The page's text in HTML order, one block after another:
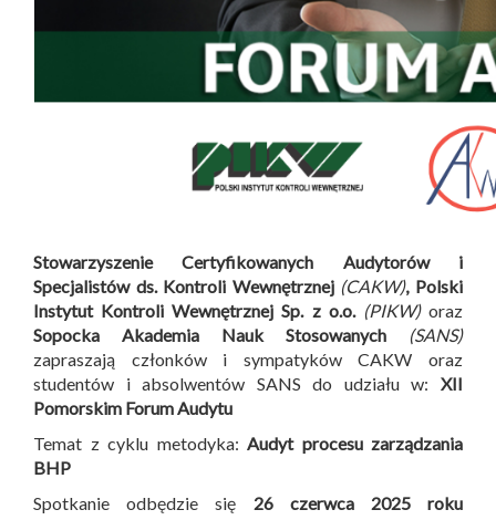
Stowarzyszenie Certyfikowanych Audytorów i
Specjalistów ds. Kontroli Wewnętrznej (CAKW), Polski
Instytut Kontroli Wewnętrznej Sp. z o.o. (PIKW)oraz
Sopocka Akademia Nauk Stosowanych
(SANS)
zapraszają członków i sympatyków CAKW oraz
studentów i absolwentów SANS do udziału w: XII
Pomorskim Forum Audytu
Temat z cyklu metodyka: Audyt procesu zarządzania
BHP
Spotkanie odbędzie się 26 czerwca 2025 roku